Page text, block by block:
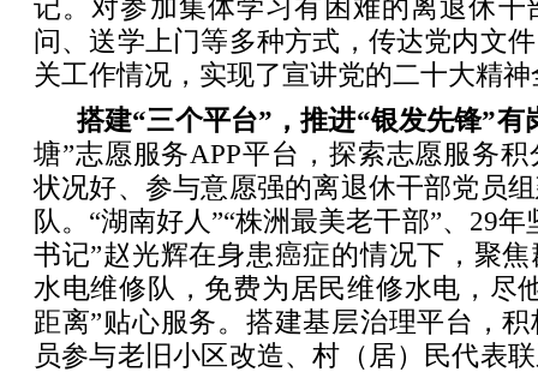
记。对参加集体学习有困难的离退休干
问、送学上门等多种方式，传达党内文
关工作情况，实现了宣讲党的二十大精
搭建“三个平台”，推进“银发先锋”有
塘”志愿服务APP平台，探索志愿服务
状况好、参与意愿强的离退休干部党员
队。“湖南好人”“株洲最美老干部”、29
书记”赵光辉在身患癌症的情况下，聚
水电维修队，免费为居民维修水电，尽
距离”贴心服务。搭建基层治理平台，
员参与老旧小区改造、村（居）民代表